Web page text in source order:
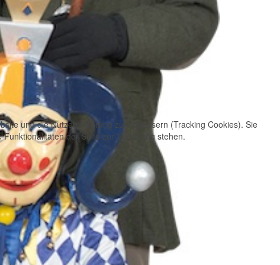
und die Nutzererfahrung zu verbessern (Tracking Cookies). Sie
der Seite zur Verfügung stehen.